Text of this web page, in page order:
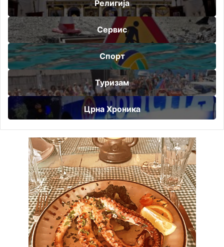
Религија
Сервис
Спорт
Туризам
Црна Хроника